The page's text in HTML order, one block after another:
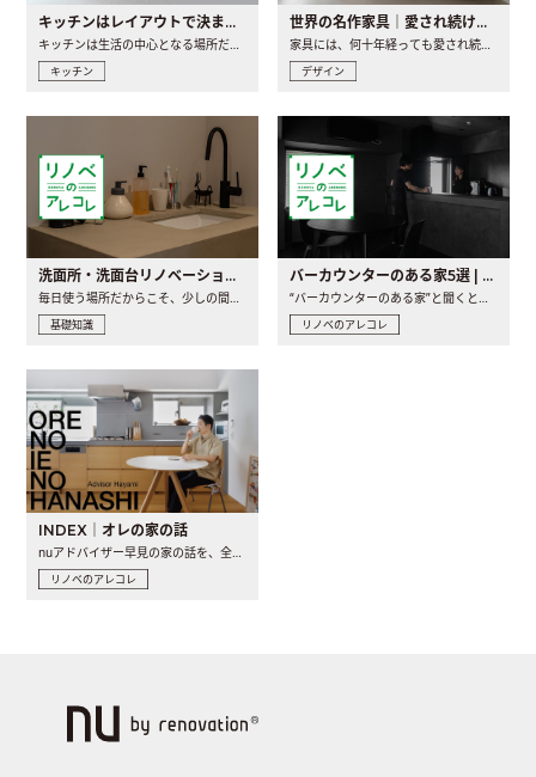
キッチンはレイアウトで決まる。後悔しないための考え方と選び方
キッチン
世界の名作家具｜愛され続ける理由と一生モノとの出会い方
デザイン
洗面所・洗面台リノベーションの事例と間取りアイデア
毎日使う場所だからこそ、少しの間取りの工夫や素材の選び方で..
基礎知識
バーカウンターのある家5選 | 日常に馴染む“距離の近い”キッチンとは
“バーカウンターのある家”と聞くと、少し特別な、大人のための..
リノベのアレコレ
INDEX｜オレの家の話
nuアドバイザー早見の家の話を、全4話でお届け。リノベーションを..
リノベのアレコレ